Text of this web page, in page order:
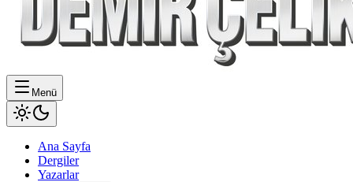
Menü
Ana Sayfa
Dergiler
Yazarlar